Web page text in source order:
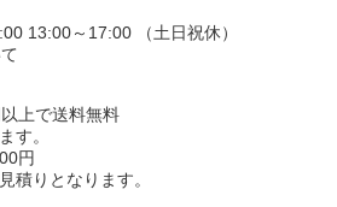
13:00～17:00 （土日祝休）
以上で送料無料
す。
円
積りとなります。